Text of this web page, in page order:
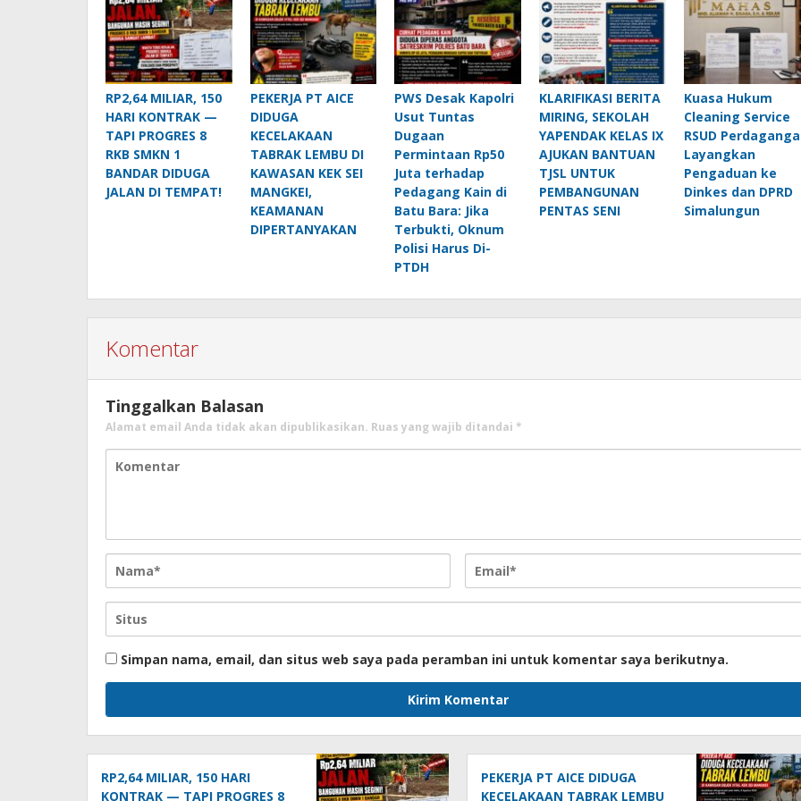
RP2,64 MILIAR, 150
HARI KONTRAK —
TAPI PROGRES 8
RKB SMKN 1
BANDAR DIDUGA
JALAN DI TEMPAT!
PEKERJA PT AICE
DIDUGA
KECELAKAAN
TABRAK LEMBU DI
KAWASAN KEK SEI
MANGKEI,
KEAMANAN
DIPERTANYAKAN
PWS Desak Kapolri
Usut Tuntas
Dugaan
Permintaan Rp50
Juta terhadap
Pedagang Kain di
Batu Bara: Jika
Terbukti, Oknum
Polisi Harus Di-
PTDH
KLARIFIKASI BERITA
MIRING, SEKOLAH
YAPENDAK KELAS IX
AJUKAN BANTUAN
TJSL UNTUK
PEMBANGUNAN
PENTAS SENI
Kuasa Hukum
Cleaning Service
RSUD
Layangkan
Pengaduan ke
Dinkes dan DPRD
Simalungun
Komentar
Tinggalkan Balasan
Alamat email Anda tidak akan dipublikasikan. Ruas yang wajib ditandai *
Simpan nama, email, dan situs web saya pada peramban ini untuk komentar saya berikutnya.
RP2,64 MILIAR, 150 HARI
KONTRAK — TAPI PROGRES 8
PEKERJA PT AICE DIDUGA
KECELAKAAN TABRAK LEMBU